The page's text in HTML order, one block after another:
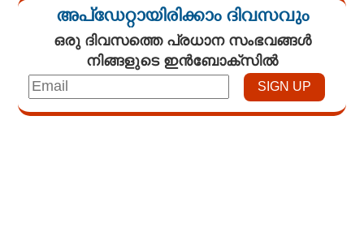
അപ്ഡേറ്റായിരിക്കാം ദിവസവും
ഒരു ദിവസത്തെ പ്രധാന സംഭവങ്ങൾ
നിങ്ങളുടെ ഇൻബോക്സിൽ